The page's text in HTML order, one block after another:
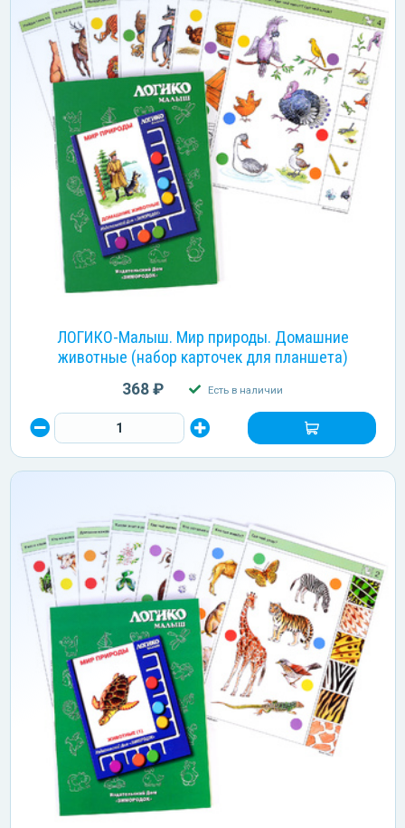
ЛОГИКО-Малыш. Мир природы. Домашние
животные (набор карточек для планшета)
368 ₽ Есть в наличии